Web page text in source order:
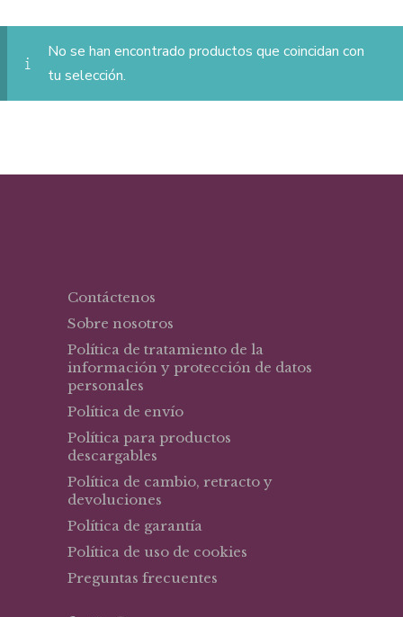
No se han encontrado productos que coincidan con
tu selección.
Contáctenos
Sobre nosotros
Política de tratamiento de la
información y protección de datos
personales
Política de envío
Política para productos
descargables
Política de cambio, retracto y
devoluciones
Política de garantía
Política de uso de cookies
Preguntas frecuentes